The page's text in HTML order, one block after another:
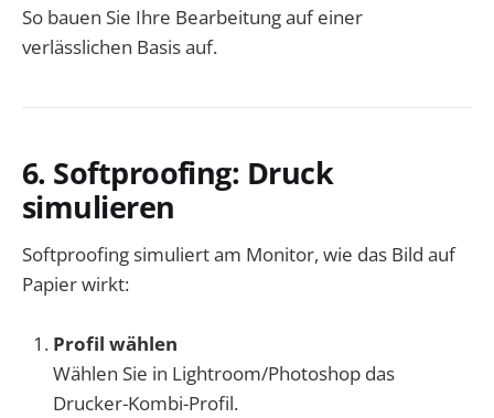
So bauen Sie Ihre Bearbeitung auf einer
verlässlichen Basis auf.
6. Softproofing: Druck
simulieren
Softproofing simuliert am Monitor, wie das Bild auf
Papier wirkt:
Profil wählen
Wählen Sie in Lightroom/Photoshop das
Drucker-Kombi-Profil.